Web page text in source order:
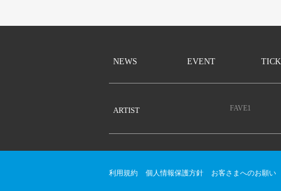
NEWS EVENT
ARTIST FAVE1
利用規約 個人情報保護方針 お客さまへのお願い